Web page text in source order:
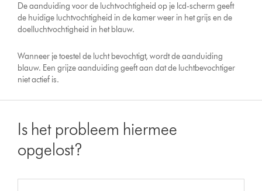
De aanduiding voor de luchtvochtigheid op je lcd-scherm geeft
de huidige luchtvochtigheid in de kamer weer in het grijs en de
doelluchtvochtigheid in het blauw.
Wanneer je toestel de lucht bevochtigt, wordt de aanduiding
blauw. Een grijze aanduiding geeft aan dat de luchtbevochtiger
niet actief is.
Is het probleem hiermee
opgelost?